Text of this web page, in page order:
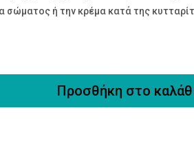
ή την κρέμα κατά της
Προσθήκη στο